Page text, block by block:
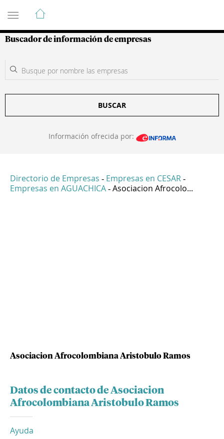
Guía de Empresas Colombianas
Buscador de información de empresas
BUSCAR
Información ofrecida por:
Directorio de Empresas - Empresas en CESAR -
Empresas en AGUACHICA - Asociacion Afrocolo...
Asociacion Afrocolombiana Aristobulo Ramos
Datos de contacto de Asociacion
Afrocolombiana Aristobulo Ramos
Ayuda